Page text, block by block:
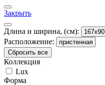
Закрыть
Длина и ширина, (см): 167x90
Расположение:
пристенная
Сбросить все
Коллекция
Lux
Форма